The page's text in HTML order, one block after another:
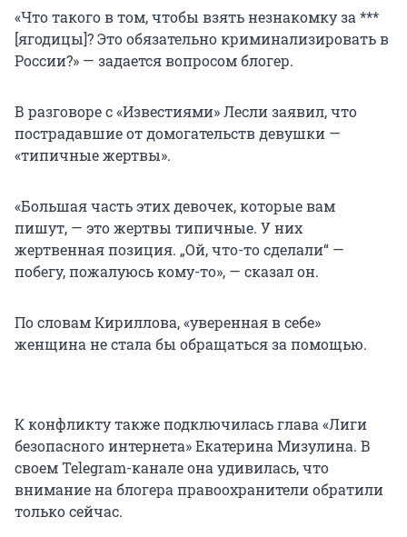
«Что такого в том, чтобы взять незнакомку за ***
[ягодицы]? Это обязательно криминализировать в
России?» — задается вопросом блогер.
В разговоре с «Известиями» Лесли заявил, что
пострадавшие от домогательств девушки —
«типичные жертвы».
«Большая часть этих девочек, которые вам
пишут, — это жертвы типичные. У них
жертвенная позиция. „Ой, что-то сделали“ —
побегу, пожалуюсь кому-то», — сказал он.
По словам Кириллова, «уверенная в себе»
женщина не стала бы обращаться за помощью.
К конфликту также подключилась глава «Лиги
безопасного интернета» Екатерина Мизулина. В
своем Telegram-канале она удивилась, что
внимание на блогера правоохранители обратили
только сейчас.